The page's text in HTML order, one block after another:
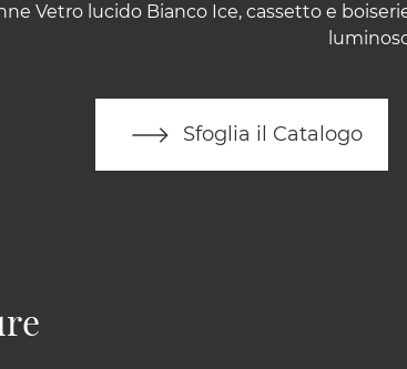
Vetro lucido Bianco Ice, cassetto e
Sfoglia il Catalogo